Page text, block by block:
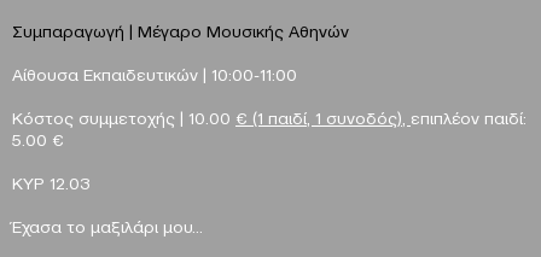
Συμπαραγωγή | Μέγαρο Μουσικής Αθηνών
Αίθουσα Εκπαιδευτικών | 10:00-11:00
Κόστος συμμετοχής | 10.00 € (1 παιδί, 1 συνοδός), επιπλέον παιδί:
5.00 €
ΚΥΡ 12.03
Έχασα το μαξιλάρι μου…